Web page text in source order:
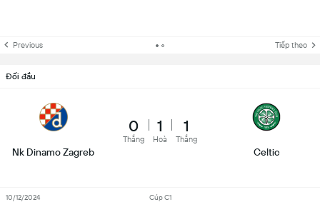
Previous Tiếp theo
Đối đầu
Nk Dinamo Zagreb
0
Thắng
1
Hoà
1
Thắng
Celtic
Cúp C1
10/12/2024